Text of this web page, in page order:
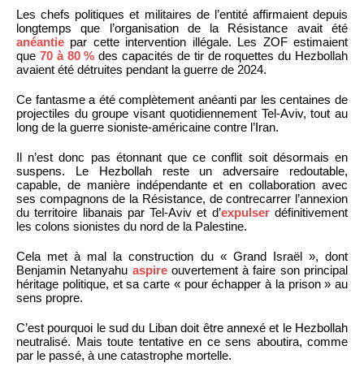
Les chefs politiques et militaires de l’entité affirmaient depuis
longtemps que l’organisation de la Résistance avait été
anéantie par cette intervention illégale. Les ZOF estimaient
que 70 à 80 % des capacités de tir de roquettes du Hezbollah
avaient été détruites pendant la guerre de 2024.
Ce fantasme a été complètement anéanti par les centaines de
projectiles du groupe visant quotidiennement Tel-Aviv, tout au
long de la guerre sioniste-américaine contre l’Iran.
Il n’est donc pas étonnant que ce conflit soit désormais en
suspens. Le Hezbollah reste un adversaire redoutable,
capable, de manière indépendante et en collaboration avec
ses compagnons de la Résistance, de contrecarrer l’annexion
du territoire libanais par Tel-Aviv et d’expulserdéfinitivement
les colons sionistes du nord de la Palestine.
Cela met à mal la construction du « Grand Israël », dont
Benjamin Netanyahu aspireouvertement à faire son principal
héritage politique, et sa carte « pour échapper à la prison » au
sens propre.
C’est pourquoi le sud du Liban doit être annexé et le Hezbollah
neutralisé. Mais toute tentative en ce sens aboutira, comme
par le passé, à une catastrophe mortelle.